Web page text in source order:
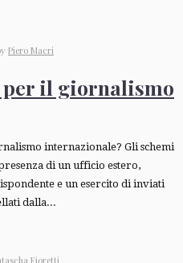
Piero Macri
per il giornalismo
internazionale? Gli schemi
di un ufficio estero,
e un esercito di inviati
dalla...
Fioretti